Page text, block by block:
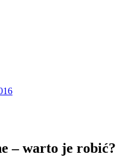
– warto je robić?